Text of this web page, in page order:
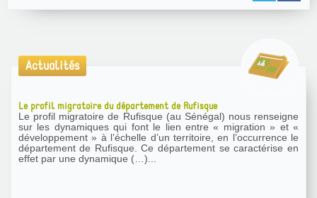
Actualités
Le profil migratoire du département de Rufisque
Le profil migratoire de Rufisque (au Sénégal) nous renseigne
sur les dynamiques qui font le lien entre « migration » et «
développement » à l’échelle d’un territoire, en l’occurrence le
département de Rufisque. Ce département se caractérise en
effet par une dynamique (…)...